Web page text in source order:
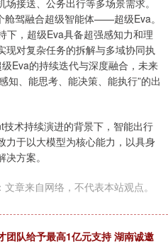
接送、公务出行等多场景需求。
舱驾融合超级智能体——超级Eva。
下，超级Eva具备超强感知力和理
现对复杂任务的拆解与多域协同执
Eva的持续迭代与深度融合，未来
知、能思考、能决策、能执行”的出
术持续演进的背景下，智能出行
力于以大模型为核心能力，以具身
方案。
章来自网络，不代表本站观点。
团队给予最高1​亿元支持 湖南诚邀